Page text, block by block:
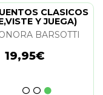
CLASICOS
Y JUEGA)
BARSOTTI
19,95€